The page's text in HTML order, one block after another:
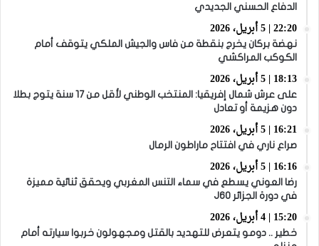
الدفاع الحسني الجديدي
22:20 | 5 أبريل، 2026
نهضة بركان يخرج بنقطة من فاس والجيش الملكي يتوقف أمام
الكوكب المراكشي
18:13 | 5 أبريل، 2026
على عرش شمال إفريقيا: المنتخب الوطني لأقل من 17 سنة يتوج بطلا
دون هزيمة أو تعادل
16:21 | 5 أبريل، 2026
صراع ناري في افتتاح ماراطون الرمال
16:16 | 5 أبريل، 2026
رضا العوني يسطع في سماء التنس المغربي ويحقق ثنائية مميزة
في دورة الجزائر J60
15:20 | 4 أبريل، 2026
خطير .. دومو يتعرض للتهديد بالقتل ومجهولون خربوا سيارته أمام